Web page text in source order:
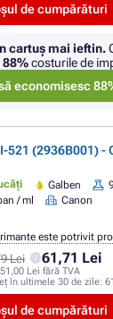
de cumpărături
cartuș mai ieftin.
88%costurile de
economisesc
521 (2936B001) -
Galben
/ ml
Canon
Lei 61,71 Lei
51,00 Lei fără TVA
în ultimele 30 de zile:
de cumpărături
este potrivit